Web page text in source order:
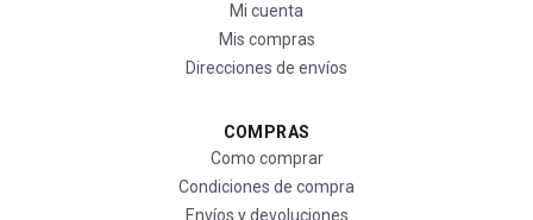
Mi cuenta
Mis compras
Direcciones de envíos
COMPRAS
Como comprar
Condiciones de compra
Envíos y devoluciones